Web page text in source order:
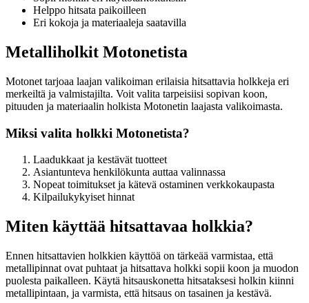
Helppo hitsata paikoilleen
Eri kokoja ja materiaaleja saatavilla
Metalliholkit Motonetista
Motonet tarjoaa laajan valikoiman erilaisia hitsattavia holkkeja eri
merkeiltä ja valmistajilta. Voit valita tarpeisiisi sopivan koon,
pituuden ja materiaalin holkista Motonetin laajasta valikoimasta.
Miksi valita holkki Motonetista?
Laadukkaat ja kestävät tuotteet
Asiantunteva henkilökunta auttaa valinnassa
Nopeat toimitukset ja kätevä ostaminen verkkokaupasta
Kilpailukykyiset hinnat
Miten käyttää hitsattavaa holkkia?
Ennen hitsattavien holkkien käyttöä on tärkeää varmistaa, että
metallipinnat ovat puhtaat ja hitsattava holkki sopii koon ja muodon
puolesta paikalleen. Käytä hitsauskonetta hitsataksesi holkin kiinni
metallipintaan, ja varmista, että hitsaus on tasainen ja kestävä.